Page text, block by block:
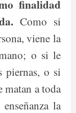
finalidad
Como si
viene la
o si le
o si
matan a toda
la